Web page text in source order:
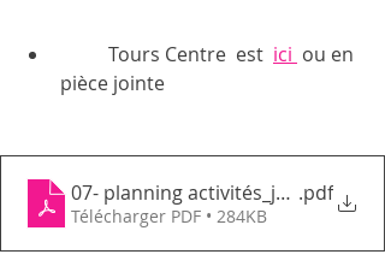
	Tours Centre  est
ici ou en
pièce jointe
07- planning activités_juillet 2024_
.pdf
Télécharger PDF • 284KB